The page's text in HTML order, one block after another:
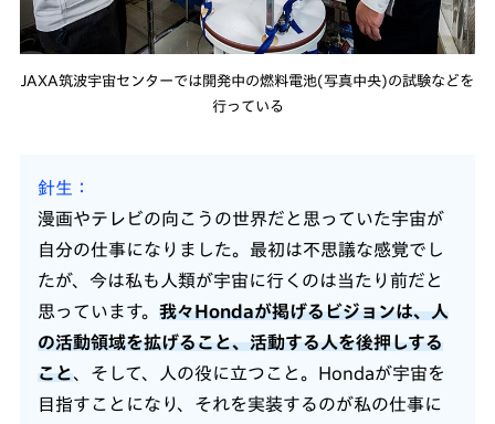
JAXA筑波宇宙センターでは開発中の燃料電池(写真中央)の試験などを
行っている
針生
漫画やテレビの向こうの世界だと思っていた宇宙が
自分の仕事になりました。最初は不思議な感覚でし
たが、今は私も人類が宇宙に行くのは当たり前だと
思っています。 我々Hondaが掲げるビジョンは、人
の活動領域を拡げること、活動する人を後押しする
こと、そして、人の役に立つこと。Hondaが宇宙を
目指すことになり、それを実装するのが私の仕事に